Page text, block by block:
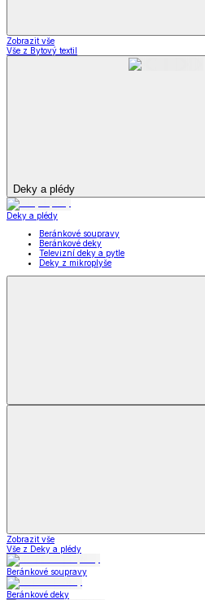
Zobrazit vše
Vše z Bytový textil
Deky a plédy
Deky a plédy
Beránkové soupravy
Beránkové deky
Televizní deky a pytle
Deky z mikroplyše
Zobrazit vše
Vše z Deky a plédy
Beránkové soupravy
Beránkové deky